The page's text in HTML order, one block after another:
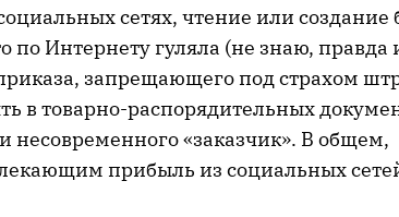
сетях, чтение или создание
по Интернету гуляла (не знаю, правда
запрещающего под страхом
в товарно-распорядительных
несовременного «заказчик». В общем,
прибыль из социальных